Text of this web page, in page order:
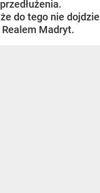
do tego nie dojdzie
Madryt.